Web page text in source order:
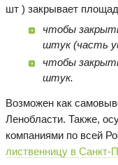
шт ) закрывает
чтобы
штук (часть
чтобы
штук.
Возможен как
Ленобласти. Также,
компаниями по всей
лиственницу в Санкт-